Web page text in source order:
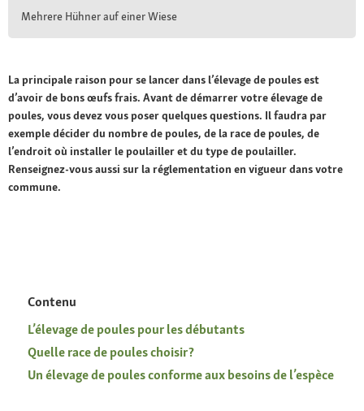
Mehrere Hühner auf einer Wiese
La principale raison pour se lancer dans l’élevage de poules est
d’avoir de bons œufs frais. Avant de démarrer votre élevage de
poules, vous devez vous poser quelques questions. Il faudra par
exemple décider du nombre de poules, de la race de poules, de
l’endroit où installer le poulailler et du type de poulailler.
Renseignez-vous aussi sur la réglementation en vigueur dans votre
commune.
Contenu
L’élevage de poules pour les débutants
Quelle race de poules choisir ?
Un élevage de poules conforme aux besoins de l’espèce